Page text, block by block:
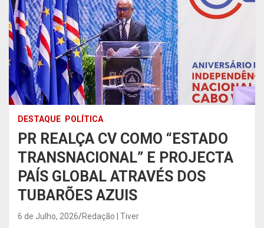
DESTAQUE POLÍTICA
PR REALÇA CV COMO “ESTADO
TRANSNACIONAL” E PROJECTA
PAÍS GLOBAL ATRAVÉS DOS
TUBARÕES AZUIS
6 de Julho, 2026 Redação | Tiver